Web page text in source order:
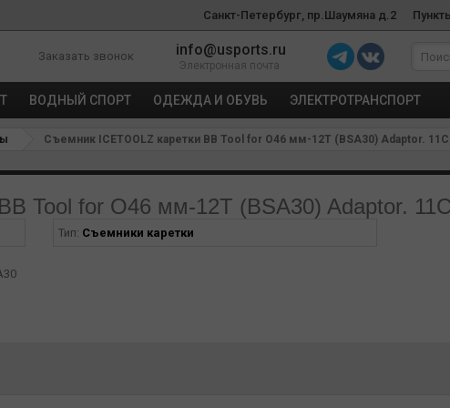
Санкт-Петербург, пр.Шаумяна д.2
Заказать звонок info@usports.ru
Электронная почта
ВОДНЫЙ СПОРТ ОДЕЖДА И ОБУВЬ ЭЛЕКТРОТРАНСПОРТ
Съемник ICETOOLZ каретки BB Tool for O46 мм-12T (BSA30) Adaptor.
Tool for O46 мм-12T (BSA30) Adaptor.
Тип: Съемники каретки
в том числе для каретки BSA30. Инструмент используется для кареток